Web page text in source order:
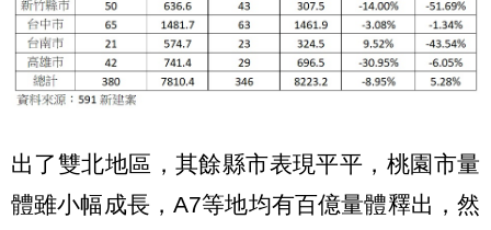
出了雙北地區，其餘縣市表現平平，桃園市量
體雖小幅成長，A7等地均有百億量體釋出，然